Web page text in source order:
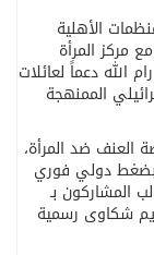
منتدى المنظمات الأهلية
مركز المرأة
الله دعماً لعائلات
الممنهجة
العنف ضد المرأة،
بضغط دولي فوري
المشاركون بـ
شكاوى رسمية